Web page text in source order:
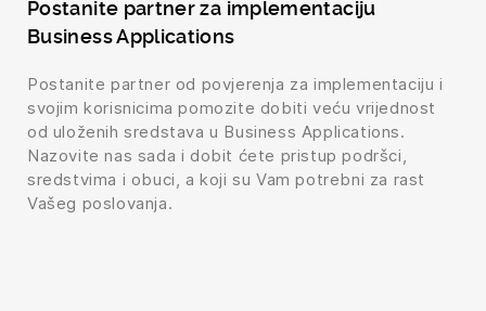
Postanite partner za implementaciju
Business Applications
Postanite partner od povjerenja za implementaciju i
svojim korisnicima pomozite dobiti veću vrijednost
od uloženih sredstava u Business Applications.
Nazovite nas sada i dobit ćete pristup podršci,
sredstvima i obuci, a koji su Vam potrebni za rast
Vašeg poslovanja.